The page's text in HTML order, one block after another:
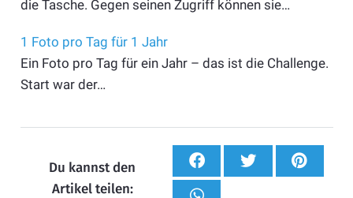
die Tasche. Gegen seinen Zugriff können sie…
1 Foto pro Tag für 1 Jahr
Ein Foto pro Tag für ein Jahr – das ist die Challenge.
Start war der…
Du kannst den
Artikel teilen: